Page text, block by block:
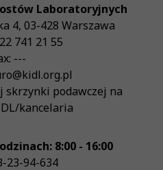
Laboratoryjnych
4, 03-428 Warszawa
741 21 55
---
skrzynki podawczej na
kancelaria
8:00 - 16:00
23-94-634